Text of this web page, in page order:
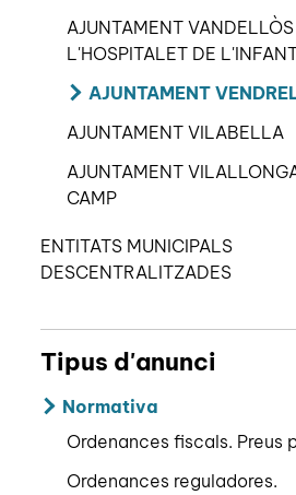
AJUNTAMENT VANDELLÒS
L'HOSPITALET DE
AJUNTAMENT
AJUNTAMENT VILABELLA
AJUNTAMENT
CAMP
ENTITATS MUNICIPALS
DESCENTRALITZADES
Tipus d'anunci
Normativa
Ordenances fiscals. Preus
Ordenances reguladores.